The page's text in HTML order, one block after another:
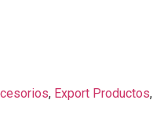
, Export Productos,